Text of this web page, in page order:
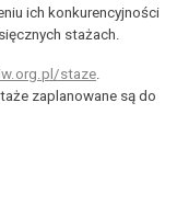
ich konkurencyjności
stażach.
staze.
zaplanowane są do